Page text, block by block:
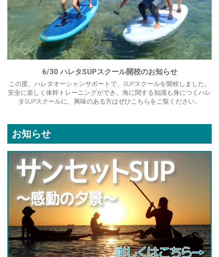
6/30 ハレタSUPスクール開校のお知らせ
この度、ハレタオーシャンサポートで、SUPスクールを開校しました。
安全に楽しく体幹トレーニングができ、海に関する知識も身につくハレ
タSUPスクールに、興味のある方はぜひこちらをご覧ください。
お知らせ